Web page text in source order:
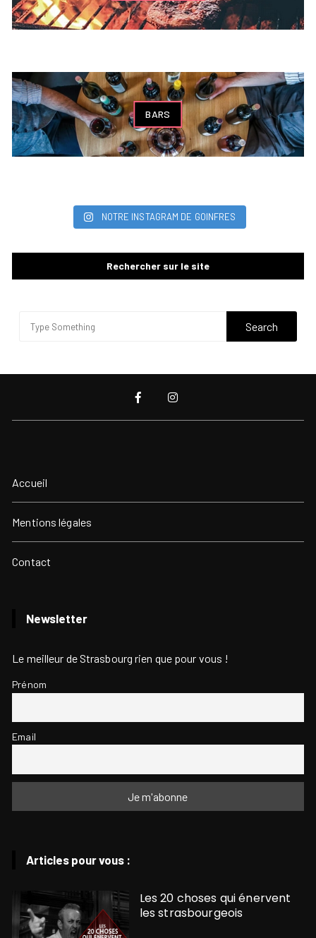
BARS
NOTRE INSTAGRAM DE GOINFRES
Rechercher sur le site
Accueil
Mentions légales
Contact
Newsletter
Le meilleur de Strasbourg rien que pour vous !
Prénom
Email
Articles pour vous :
Les 20 choses qui énervent
les strasbourgeois